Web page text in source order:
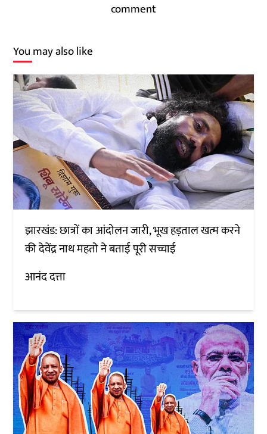
comment
You may also like
झारखंड: छात्रों का आंदोलन जारी, भूख हड़ताल खत्म करने
की देवेंद्र नाथ महतो ने बताई पूरी सच्चाई
आनंद दत्ता